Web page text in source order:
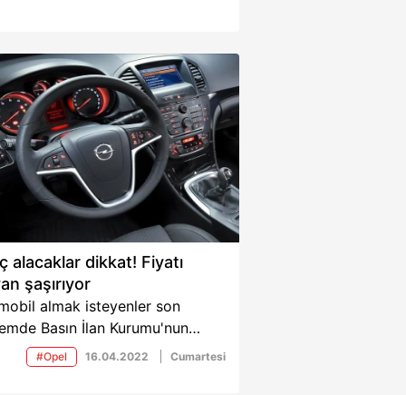
alacaklar dikkat! Fiyatı
şaşırıyor
almak isteyenler son
Basın İlan Kurumu'nun
satılık araç ilanlarına ilgi
başladı. Son yayınlanan
#Opel 16.04.2022 Cumartesi